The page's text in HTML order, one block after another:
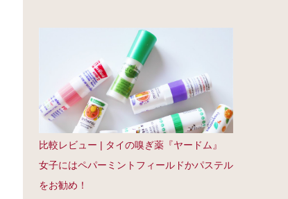
比較レビュー | タイの嗅ぎ薬『ヤードム』
女子にはペパーミントフィールドかパステル
をお勧め！